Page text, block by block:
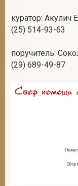
куратор: Акулич
(25) 514-93-63
поручитель:
(29) 689-49-87